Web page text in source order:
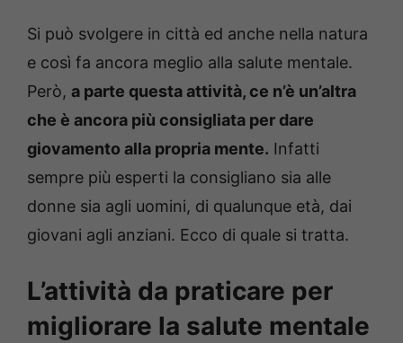
Si può svolgere in città ed anche nella natura
e così fa ancora meglio alla salute mentale.
Però, a parte questa attività, ce n’è un’altra
che è ancora più consigliata per dare
giovamento alla propria mente. Infatti
sempre più esperti la consigliano sia alle
donne sia agli uomini, di qualunque età, dai
giovani agli anziani. Ecco di quale si tratta.
L’attività da praticare per
migliorare la salute mentale